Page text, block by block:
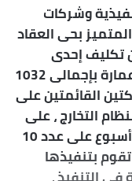
وشركات
بحى العقاد
تكليف إحدى
الشركات بإستكمال الأعمال في 43 عمارة بإجمالى 1032
القائمتين على
التخارج ، على
أن يتم تطبيق نفس التوجيهات خلال أسبوع على عدد 10
بتنفيذها